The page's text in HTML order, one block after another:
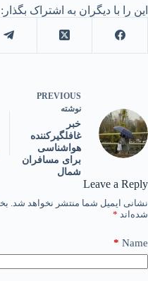
این را با دیگران به اشتراک بگذار:
PREVIOUS
نوشته
خبر
غافلگیرکننده
هواشناسی
برای مسافران
شمال
Leave a Reply
نشانی ایمیل شما منتشر نخواهد شد.
شده‌اند *
Name
*